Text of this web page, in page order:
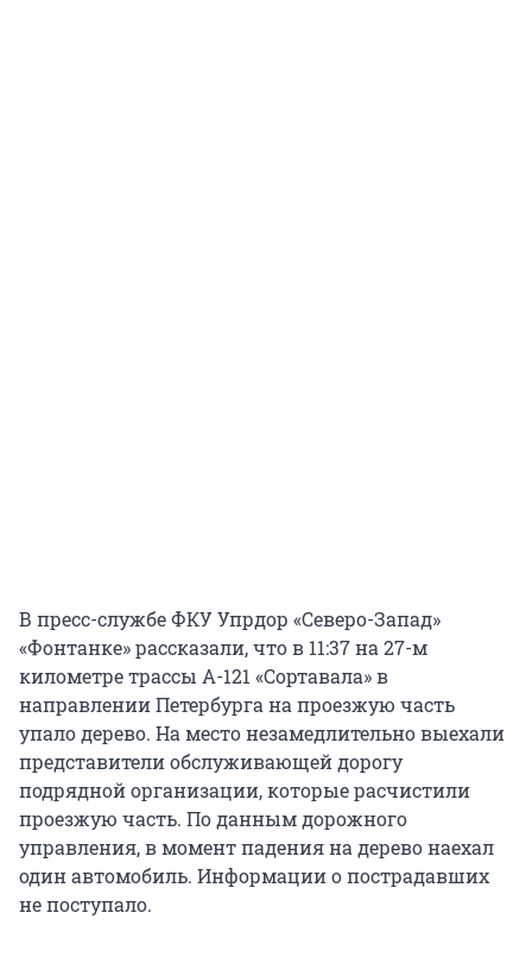
В пресс-службе ФКУ Упрдор «Северо-Запад»
«Фонтанке» рассказали, что в 11:37 на 27-м
километре трассы А-121 «Сортавала» в
направлении Петербурга на проезжую часть
упало дерево. На место незамедлительно выехали
представители обслуживающей дорогу
подрядной организации, которые расчистили
проезжую часть. По данным дорожного
управления, в момент падения на дерево наехал
один автомобиль. Информации о пострадавших
не поступало.